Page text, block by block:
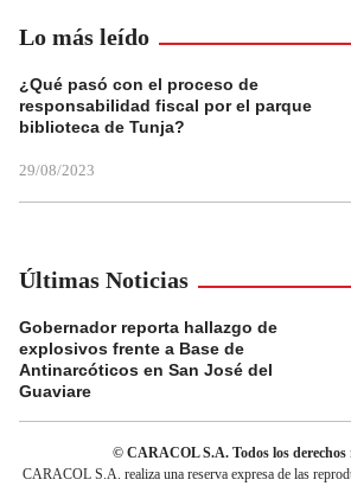
Lo más leído
¿Qué pasó con el proceso de
responsabilidad fiscal por el parque
biblioteca de Tunja?
29/08/2023
Últimas Noticias
Gobernador reporta hallazgo de
explosivos frente a Base de
Antinarcóticos en San José del
Guaviare
© CARACOL S.A. Todos los derechos
CARACOL S.A. realiza una reserva expresa de las